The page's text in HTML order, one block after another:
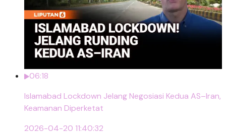
06:18
Islamabad Lockdown Jelang Negosiasi Kedua AS–Iran,
Keamanan Diperketat
2026-04-20 11:40:32